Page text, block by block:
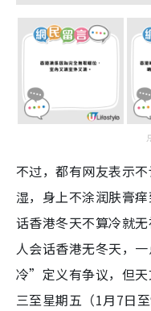
不过，都有网友表示
湿，身上不涂润肤膏
话香港冬天不算冷就
人会话香港无冬天，
冷”定义有争议，但天
三至星期五（1月7日